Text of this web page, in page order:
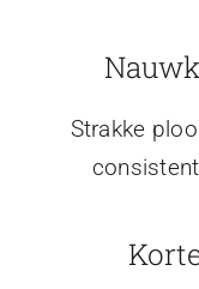
Strakke